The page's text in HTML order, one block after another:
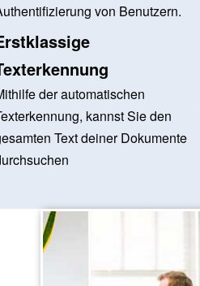
von Benutzern.
der automatischen
kannst Sie den
Text deiner Dokumente